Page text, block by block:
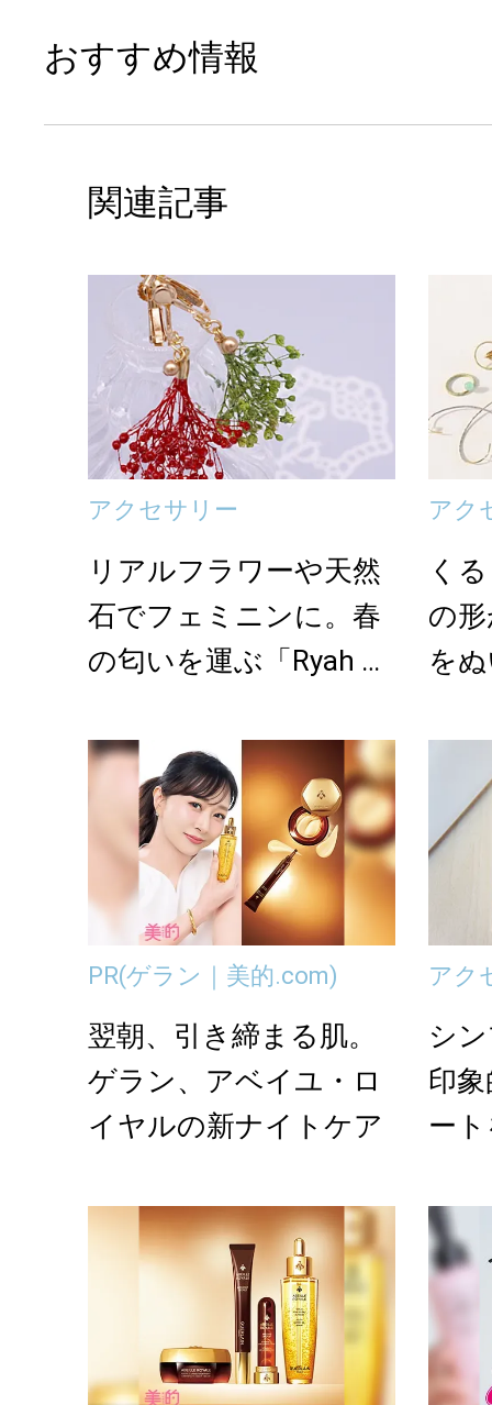
おすすめ情報
関連記事
アクセサリー
リアルフラワーや天然
石でフェミニンに。春
の匂いを運ぶ「Ryah Pe
アク
く
の
を
PR(ゲラン｜美的.com)
翌朝、引き締まる肌。
ゲラン、アベイユ・ロ
イヤルの新ナイトケア
アク
シ
印
ー